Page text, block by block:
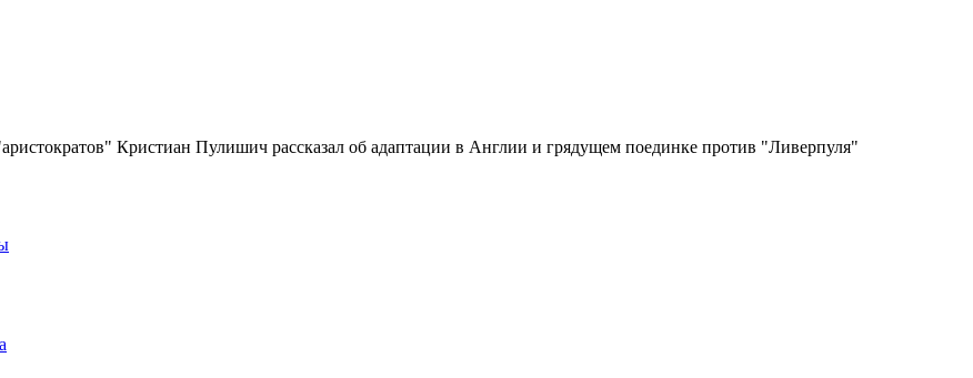
Кристиан Пулишич рассказал об адаптации в Англии и грядущем поединке против "Ливерпуля"